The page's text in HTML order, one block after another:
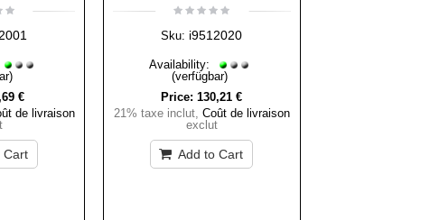
€
de livraison
Cart
Sku: i9512020
Availability:
(verfügbar)
Price: 130,21 €
21% taxe inclut, Coût de livraison
exclut
Add to Cart